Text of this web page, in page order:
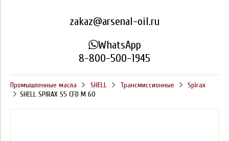
zakaz@arsenal-oil.ru
WhatsApp
8-800-500-1945
Промышленные масла SHELL Трансмиссионные
Spirax
SHELL SPIRAX S5 CFD M 60